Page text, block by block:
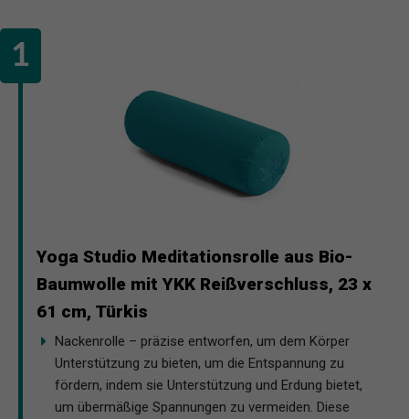
Yoga Studio Meditationsrolle aus Bio-
Baumwolle mit YKK Reißverschluss, 23 x
61 cm, Türkis
Nackenrolle – präzise entworfen, um dem Körper
Unterstützung zu bieten, um die Entspannung zu
fördern, indem sie Unterstützung und Erdung bietet,
um übermäßige Spannungen zu vermeiden. Diese